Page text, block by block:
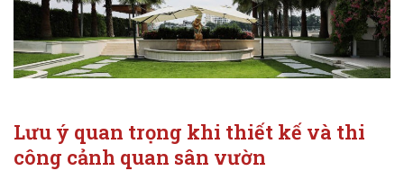
Lưu ý quan trọng khi thiết kế và thi
công cảnh quan sân vườn